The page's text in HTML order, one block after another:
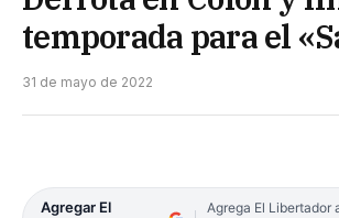
temporada para el
31 de mayo de 2022
Agregar El
Agrega El Libertador